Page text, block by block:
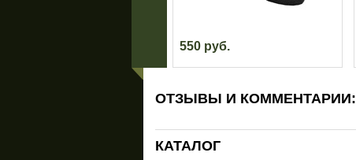
550 руб.
ОТЗЫВЫ И КОММЕНТАРИИ:
КАТАЛОГ